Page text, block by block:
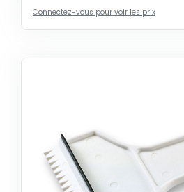
Connectez-vous pour voir les prix